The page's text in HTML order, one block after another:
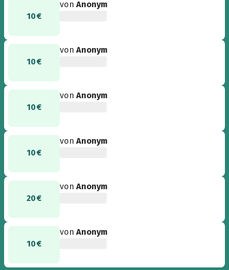
10 €
vonAnonym
10 €
vonAnonym
10 €
vonAnonym
10 €
vonAnonym
20 €
vonAnonym
10 €
vonAnonym